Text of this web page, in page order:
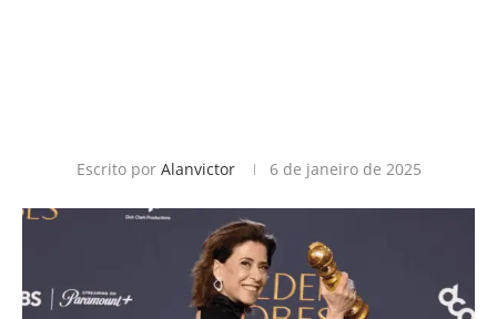
Escrito por Alanvictor 6 de janeiro de 2025